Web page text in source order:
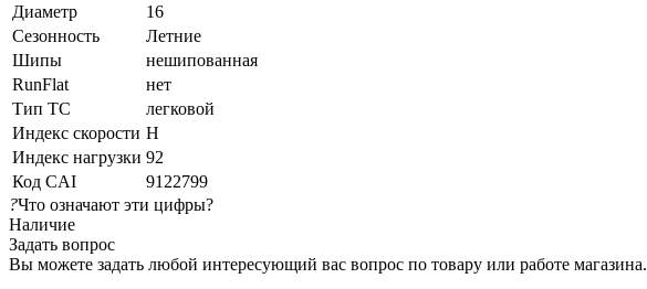
Диаметр
16
Сезонность
Летние
Шипы
нешипованная
RunFlat
нет
Тип ТС
легковой
Индекс скорости H
Индекс нагрузки 92
Код CAI
9122799
?Что означают эти цифры?
Наличие
Задать вопрос
Вы можете задать любой интересующий вас вопрос по товару или работе магазина.